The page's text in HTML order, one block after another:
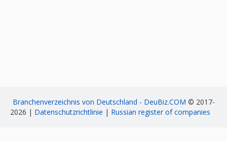
Branchenverzeichnis von Deutschland - DeuBiz.COM © 2017-
2026 | Datenschutzrichtlinie | Russian register of companies